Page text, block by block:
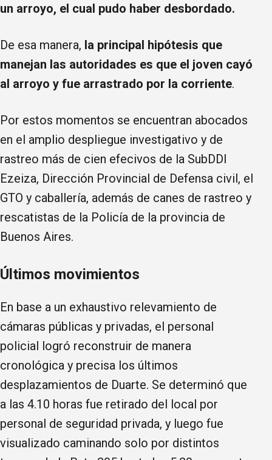
un arroyo, el cual pudo haber desbordado.
De esa manera, la principal hipótesis que
manejan las autoridades es que el joven cayó
al arroyo y fue arrastrado por la corriente.
Por estos momentos se encuentran abocados
en el amplio despliegue investigativo y de
rastreo más de cien efecivos de la SubDDI
Ezeiza, Dirección Provincial de Defensa civil, el
GTO y caballería, además de canes de rastreo y
rescatistas de la Policía de la provincia de
Buenos Aires.
Últimos movimientos
En base a un exhaustivo relevamiento de
cámaras públicas y privadas, el personal
policial logró reconstruir de manera
cronológica y precisa los últimos
desplazamientos de Duarte. Se determinó que
a las 4.10 horas fue retirado del local por
personal de seguridad privada, y luego fue
visualizado caminando solo por distintos